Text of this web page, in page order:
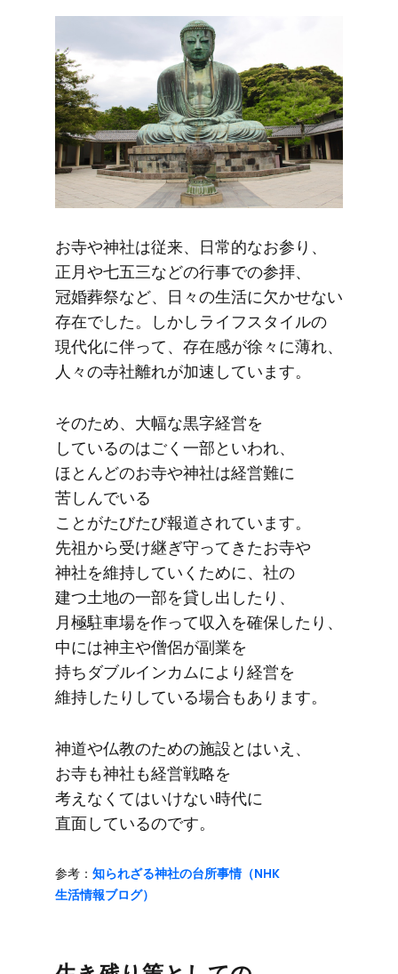
お寺や​神社は​従来、​日常的な​お参り、​
正月や​七五三などの​行事での​参拝、​
冠婚葬祭など、​日々の​生活に​欠かせない​
存在でした。​しかし​ライフスタイルの​
現代化に​伴って、​存在感が​徐々に​薄れ、​
人々の​寺社離れが​加速しています。
その​ため、​大幅な​黒字経営を​
しているのは​ごく​一部と​いわれ、​
ほとんどの​お寺や​神社は​経営難に​
苦しんでいる​
ことがたびたび報道されています。​
先祖から​受け継ぎ守ってきた​お寺や​
神社を​維持していく​ために、​社の​
建つ土地の​一部を​貸し出したり、​
月極駐車場を​作って​収入を​確保したり、​
中には​神主や​僧侶が​副業を​
持ちダブルインカムに​より​経営を​
維持したりしている​場合も​あります。
神道や​仏教の​ための​施設とは​いえ、​
お寺も​神社も​経営戦略を​
考えなくてはいけない​時代に​
直面しているのです。
参考： 知られざる​神社の​台所事情​（NHK
生活情報ブログ）